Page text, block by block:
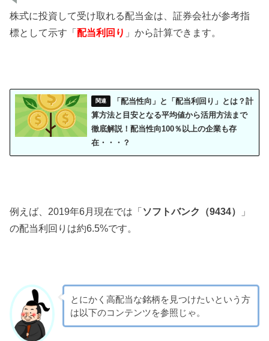
株式に投資して受け取れる配当金は、証券会社が参考指
標として示す「配当利回り 」から計算できます。
「配当性向」と「配当利回り」とは？計
算方法と目安となる平均値から活用方法まで
徹底解説！配当性向100％以上の企業も存
在・・・？
例えば、2019年6月現在では「ソフトバンク（9434）
」
の配当利回りは約6.5%です。
とにかく高配当な銘柄を見つけたいという方
は以下のコンテンツを参照じゃ。